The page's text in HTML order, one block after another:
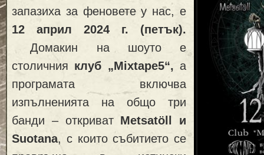
запазиха за феновете у нас, е
12 април 2024 г. (петък).
Домакин на шоуто е
столичния клуб „Mixtape5“, а
програмата включва
изпълненията на общо три
банди – откриват Metsatöll и
Suotana, с които събитието се